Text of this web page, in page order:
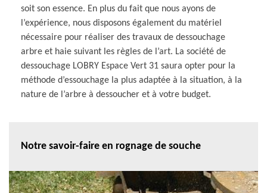
soit son essence. En plus du fait que nous ayons de
l’expérience, nous disposons également du matériel
nécessaire pour réaliser des travaux de dessouchage
arbre et haie suivant les règles de l’art. La société de
dessouchage LOBRY Espace Vert 31 saura opter pour la
méthode d’essouchage la plus adaptée à la situation, à la
nature de l’arbre à dessoucher et à votre budget.
Notre savoir-faire en rognage de souche